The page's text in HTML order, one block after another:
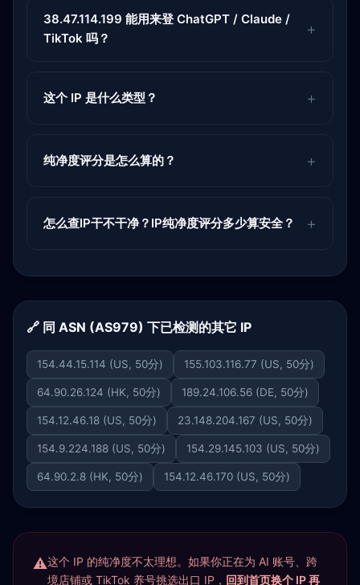
38.47.114.199 能用来登 ChatGPT / Claude /
TikTok 吗？
这个 IP 是什么类型？
纯净度评分是怎么算的？
怎么查IP干不干净？IP纯净度评分多少算安全？
🔗 同 ASN (AS979) 下已检测的其它 IP
154.44.15.114 (US, 50分) 155.103.116.77 (US, 50分)
64.90.26.124 (HK, 50分) 189.24.106.56 (DE, 50分)
154.12.46.18 (US, 50分) 23.148.204.167 (US, 50分)
154.9.224.188 (US, 50分) 154.29.145.103 (US, 50分)
64.90.2.8 (HK, 50分) 154.12.46.170 (US, 50分)
这个 IP 的纯净度不太理想。如果你正在为 AI 账号、跨
境店铺或 TikTok 养号挑选出口 IP， 回到首页换个 IP 再